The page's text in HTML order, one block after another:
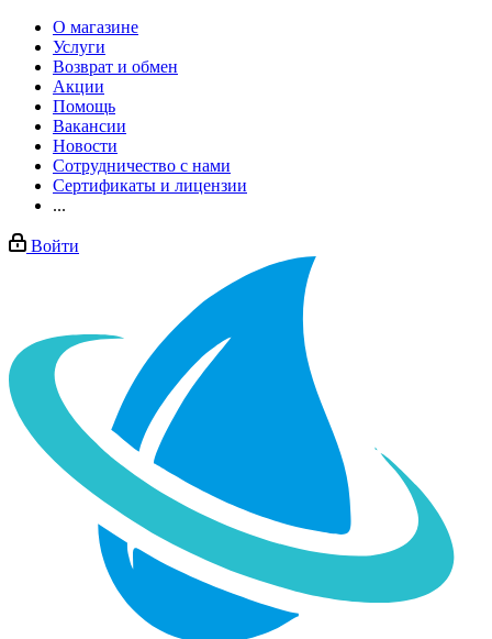
О магазине
Услуги
Возврат и обмен
Акции
Помощь
Вакансии
Новости
Сотрудничество с нами
Сертификаты и лицензии
...
Войти